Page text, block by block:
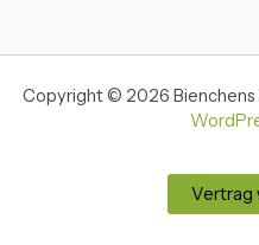
Copyright © 2026 Bienchens
Vertrag